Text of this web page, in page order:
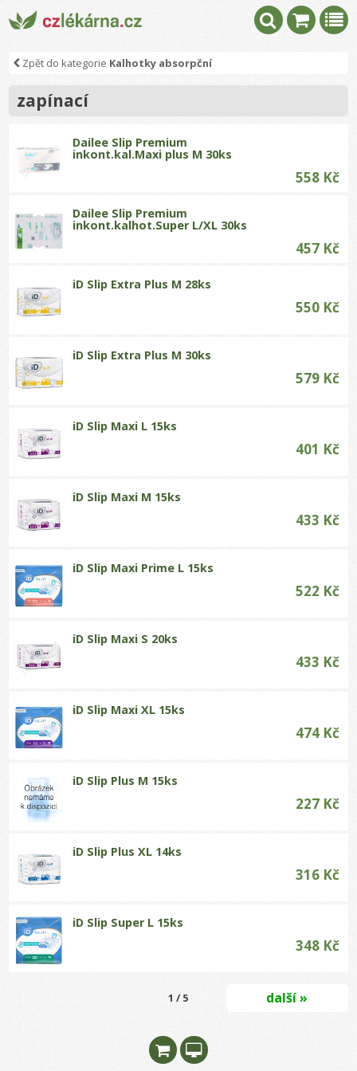
Zpět do kategorie Kalhotky absorpční
zapínací
Dailee Slip Premium
inkont.kal.Maxi plus M 30ks
558 Kč
Dailee Slip Premium
inkont.kalhot.Super L/XL 30ks
457 Kč
iD Slip Extra Plus M 28ks
550 Kč
iD Slip Extra Plus M 30ks
579 Kč
iD Slip Maxi L 15ks
401 Kč
iD Slip Maxi M 15ks
433 Kč
iD Slip Maxi Prime L 15ks
522 Kč
iD Slip Maxi S 20ks
433 Kč
iD Slip Maxi XL 15ks
474 Kč
iD Slip Plus M 15ks
227 Kč
iD Slip Plus XL 14ks
316 Kč
iD Slip Super L 15ks
348 Kč
1 / 5 další »